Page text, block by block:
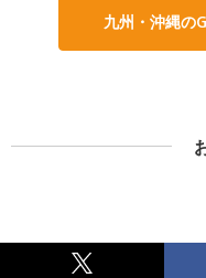
九州・沖縄の